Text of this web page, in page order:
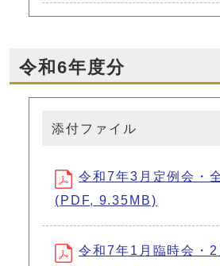
令和6年度分
添付ファイル
令和7年3月定例会・
(PDF, 9.35MB)
令和7年1月臨時会・